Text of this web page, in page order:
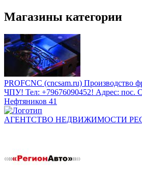
Магазины категории
PROFCNC (cncsam.ru) Производство
ЧПУ! Тел: +79676090452! Адрес: пос.
Нефтяников 41
АГЕНТСТВО НЕДВИЖИМОСТИ